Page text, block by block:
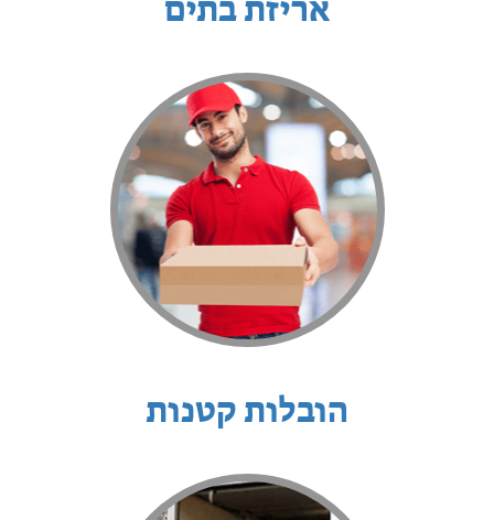
אריזת בתים
הובלות קטנות